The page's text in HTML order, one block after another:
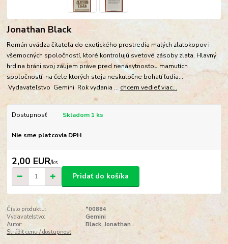
Jonathan Black
Román uvádza čitateľa do exotického prostredia malých zlatokopov i
všemocných spoločností, ktoré kontrolujú svetové zásoby zlata. Hlavný
hrdina bráni svoj záujem práve pred nenásytnosťou mamutích
spoločností, na čele ktorých stoja neskutočne bohatí ľudia...
Vydavateľstvo Gemini Rok vydania ... chcem vedieť viac...
Dostupnosť Skladom 1 ks
Nie sme platcovia DPH
2,00 EUR/ks
Pridať do košíka
Číslo produktu:
*00884
Vydavateľstvo:
Gemini
Autor:
Black, Jonathan
Strážiť cenu / dostupnosť